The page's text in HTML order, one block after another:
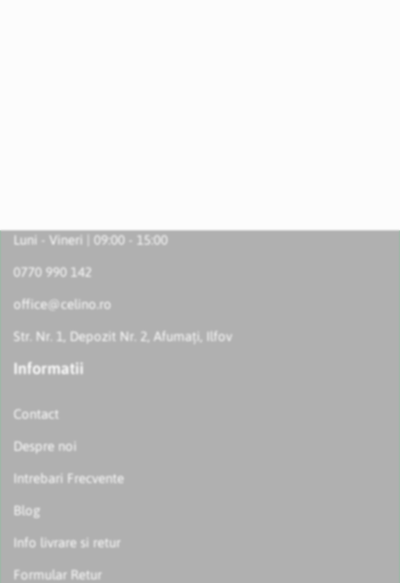
Luni - Vineri | 09:00 - 15:00
0770 990 142
office@celino.ro
Str. Nr. 1, Depozit Nr. 2, Afumați, Ilfov
Informatii
Contact
Despre noi
Intrebari Frecvente
Blog
Info livrare si retur
Formular Retur